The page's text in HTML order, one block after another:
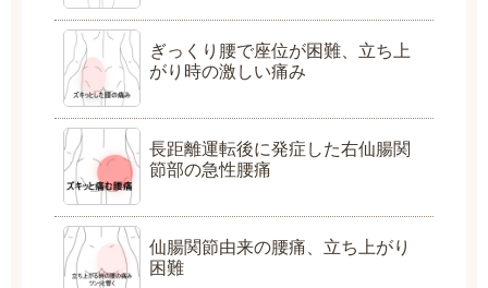
ぎっくり腰で座位が困難、立ち上
がり時の激しい痛み
長距離運転後に発症した右仙腸関
節部の急性腰痛
仙腸関節由来の腰痛、立ち上がり
困難